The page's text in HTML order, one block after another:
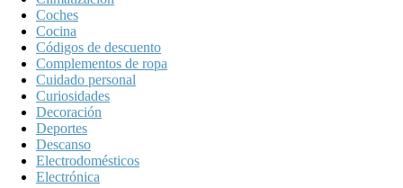
Coches
Cocina
Códigos de descuento
Complementos de ropa
Cuidado personal
Curiosidades
Decoración
Deportes
Descanso
Electrodomésticos
Electrónica